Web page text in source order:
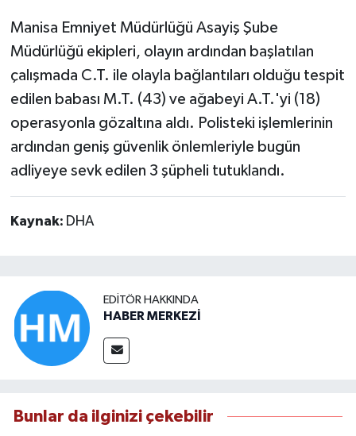
Manisa Emniyet Müdürlüğü Asayiş Şube
Müdürlüğü ekipleri, olayın ardından başlatılan
çalışmada C.T. ile olayla bağlantıları olduğu tespit
edilen babası M.T. (43) ve ağabeyi A.T.'yi (18)
operasyonla gözaltına aldı. Polisteki işlemlerinin
ardından geniş güvenlik önlemleriyle bugün
adliyeye sevk edilen 3 şüpheli tutuklandı.
Kaynak: DHA
EDITÖR HAKKINDA
HABER MERKEZİ
Bunlar da ilginizi çekebilir